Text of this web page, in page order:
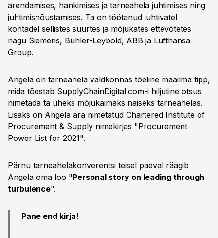
arendamises, hankimises ja tarneahela juhtimises ning
juhtimisnõustamises. Ta on töötanud juhtivatel
kohtadel sellistes suurtes ja mõjukates ettevõtetes
nagu Siemens, Bühler-Leybold, ABB ja Lufthansa
Group.
Angela on tarneahela valdkonnas tõeline maailma tipp,
mida tõestab SupplyChainDigital.com-i hiljutine otsus
nimetada ta üheks mõjukaimaks naiseks tarneahelas.
Lisaks on Angela ära nimetatud Chartered Institute of
Procurement & Supply nimekirjas "Procurement
Power List for 2021".
Pärnu tarneahelakonverentsi teisel päeval räägib
Angela oma loo "Personal story on leading through
turbulence".
Pane end kirja!